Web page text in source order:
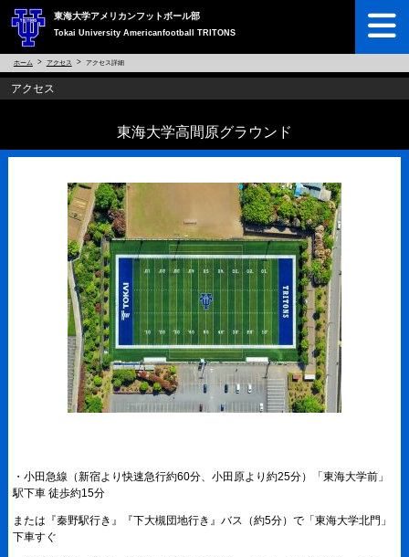
東海大学アメリカンフットボール部
Tokai University Americanfootball TRITONS
ホーム アクセス アクセス詳細
アクセス
東海大学高間原グラウンド
・小田急線（新宿より快速急行約60分、小田原より約25分）「東海大学前」
駅下車 徒歩約15分
または『秦野駅行き』『下大槻団地行き』バス（約5分）で「東海大学北門」
下車すぐ